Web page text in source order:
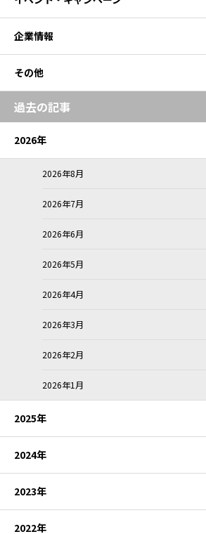
企業情報
その他
過去の記事
2026年
2026年8月
2026年7月
2026年6月
2026年5月
2026年4月
2026年3月
2026年2月
2026年1月
2025年
2024年
2023年
2022年